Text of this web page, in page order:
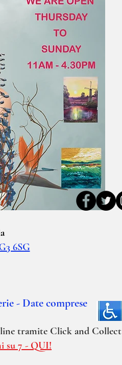
6SG
- Date comprese
tramite Click and Collect
su 7 - QUI!